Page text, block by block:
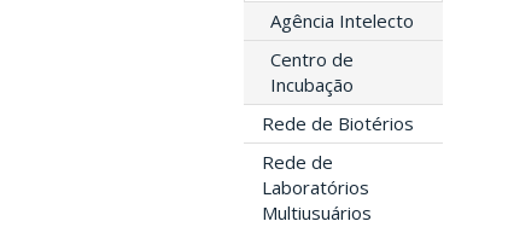
Agência Intelecto
Centro de
Incubação
Rede de Biotérios
Rede de
Laboratórios
Multiusuários